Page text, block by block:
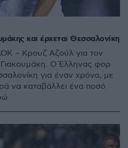
και έρχεται Θεσσαλονίκη
– Κρουζ Αζούλ για τον
Ο Έλληνας φορ
για έναν χρόνο, με
να καταβάλλει ένα ποσό